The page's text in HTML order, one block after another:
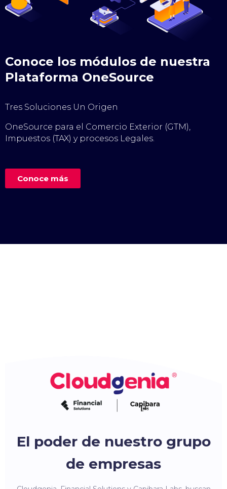
Conoce los módulos de nuestra
Plataforma OneSource
Tres Soluciones Un Origen
OneSource para el Comercio Exterior (GTM),
Impuestos (TAX) y procesos Legales.
Conoce más
El poder de nuestro grupo
de empresas